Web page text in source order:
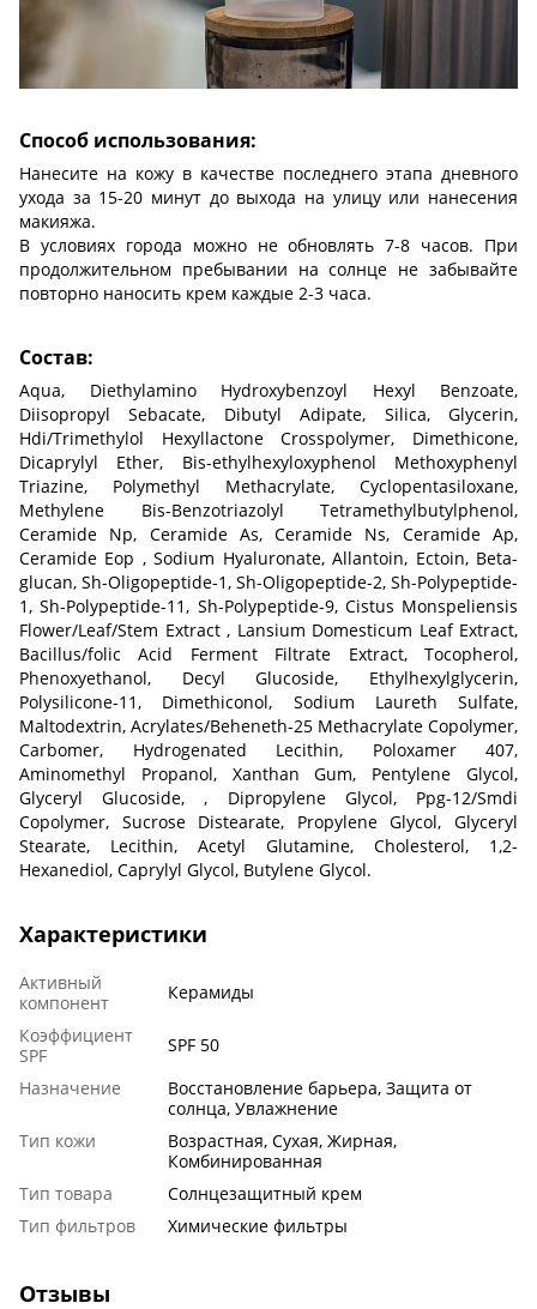
Способ использования:
Нанесите на кожу в качестве последнего этапа дневного
ухода за 15-20 минут до выхода на улицу или нанесения
макияжа.
В условиях города можно не обновлять 7-8 часов. При
продолжительном пребывании на солнце не забывайте
повторно наносить крем каждые 2-3 часа.
Состав:
Aqua, Diethylamino Hydroxybenzoyl Hexyl Benzoate,
Diisopropyl Sebacate, Dibutyl Adipate, Silica, Glycerin,
Hdi/Trimethylol Hexyllactone Crosspolymer, Dimethicone,
Dicaprylyl Ether, Bis-ethylhexyloxyphenol Methoxyphenyl
Triazine, Polymethyl Methacrylate, Cyclopentasiloxane,
Methylene Bis-Benzotriazolyl Tetramethylbutylphenol,
Ceramide Np, Ceramide As, Ceramide Ns, Ceramide Ap,
Ceramide Eop , Sodium Hyaluronate, Allantoin, Ectoin, Beta-
glucan, Sh-Oligopeptide-1, Sh-Oligopeptide-2, Sh-Polypeptide-
1, Sh-Polypeptide-11, Sh-Polypeptide-9, Cistus Monspeliensis
Flower/Leaf/Stem Extract , Lansium Domesticum Leaf Extract,
Bacillus/folic Acid Ferment Filtrate Extract, Tocopherol,
Phenoxyethanol, Decyl Glucoside, Ethylhexylglycerin,
Polysilicone-11, Dimethiconol, Sodium Laureth Sulfate,
Maltodextrin, Acrylates/Beheneth-25 Methacrylate Copolymer,
Carbomer, Hydrogenated Lecithin, Poloxamer 407,
Aminomethyl Propanol, Xanthan Gum, Pentylene Glycol,
Glyceryl Glucoside, , Dipropylene Glycol, Ppg-12/Smdi
Copolymer, Sucrose Distearate, Propylene Glycol, Glyceryl
Stearate, Lecithin, Acetyl Glutamine, Cholesterol, 1,2-
Hexanediol, Caprylyl Glycol, Butylene Glycol.
Характеристики
Активный
компонент
Керамиды
Коэффициент
SPF
SPF 50
Назначение
Восстановление барьера, Защита от
солнца, Увлажнение
Тип кожи
Возрастная, Сухая, Жирная,
Комбинированная
Тип товара
Солнцезащитный крем
Тип фильтров
Химические фильтры
Отзывы